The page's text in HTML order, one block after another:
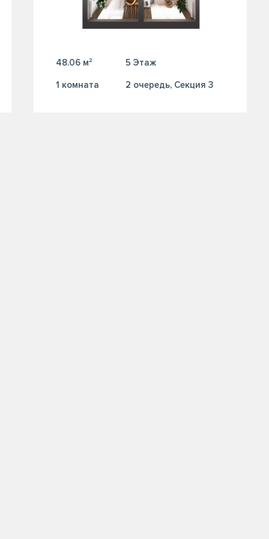
48.06 м² 5 Этаж
1 комната 2 очередь, Секция 3